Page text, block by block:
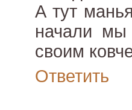
А тут
начали мы
своим
Ответить